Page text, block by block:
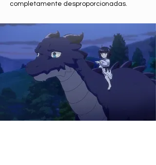
completamente desproporcionadas.